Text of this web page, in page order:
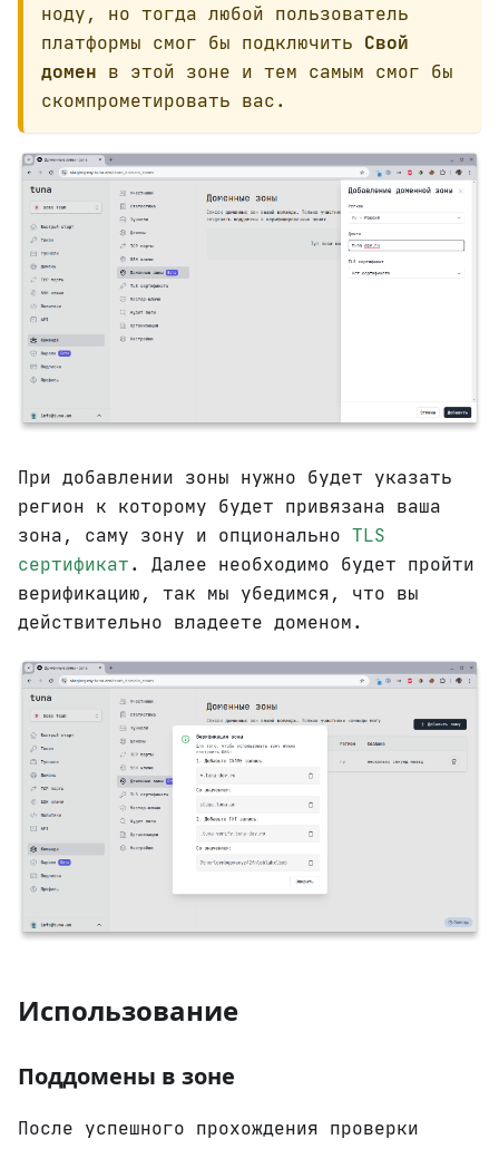
ноду, но тогда любой пользователь
платформы смог бы подключить Свой
домен в этой зоне и тем самым смог бы
скомпрометировать вас.
При добавлении зоны нужно будет указать
регион к которому будет привязана ваша
зона, саму зону и опционально TLS
сертификат . Далее необходимо будет пройти
верификацию, так мы убедимся, что вы
действительно владеете доменом.
Использование
Поддомены в зоне
После успешного прохождения проверки